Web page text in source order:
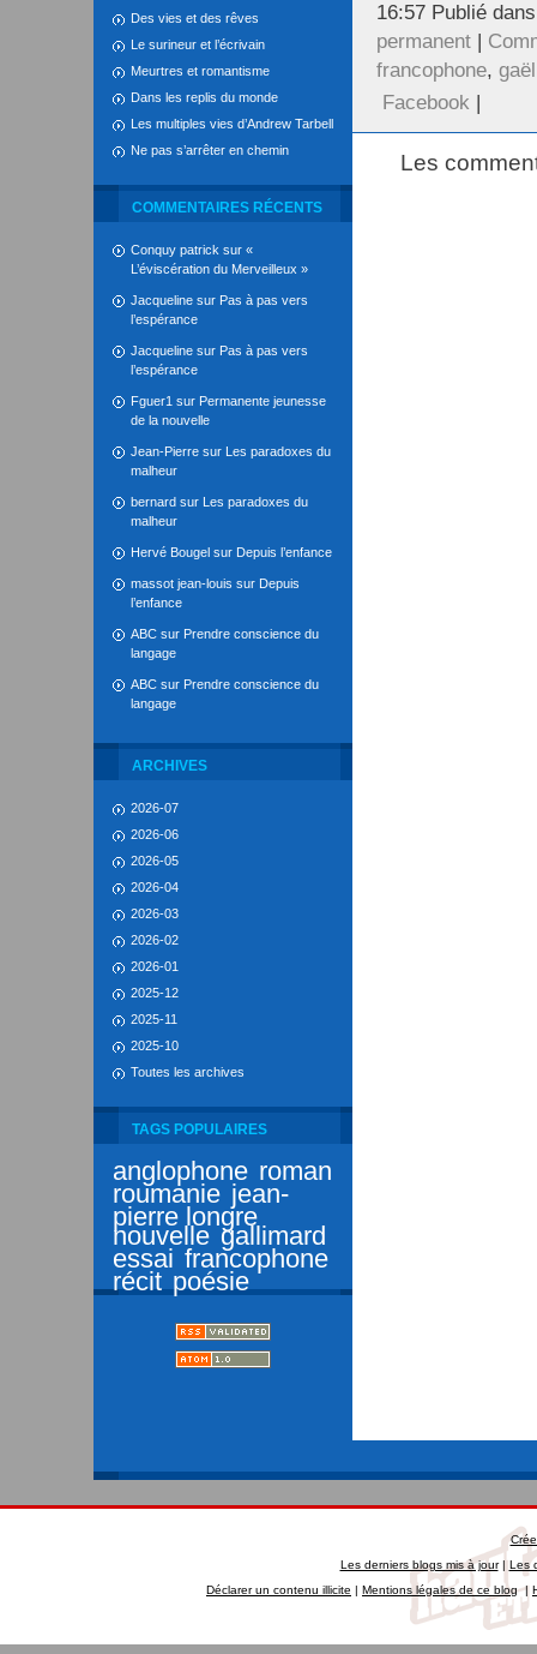
Des vies et des rêves
Le surineur et l’écrivain
Meurtres et romantisme
Dans les replis du monde
Les multiples vies d’Andrew Tarbell
Ne pas s’arrêter en chemin
COMMENTAIRES RÉCENTS
Conquy patrick sur «
L’éviscération du Merveilleux »
Jacqueline sur Pas à pas vers
l’espérance
Jacqueline sur Pas à pas vers
l’espérance
Fguer1 sur Permanente jeunesse
de la nouvelle
Jean-Pierre sur Les paradoxes du
malheur
bernard sur Les paradoxes du
malheur
Hervé Bougel sur Depuis l’enfance
massot jean-louis sur Depuis
l’enfance
ABC sur Prendre conscience du
langage
ABC sur Prendre conscience du
langage
ARCHIVES
2026-07
2026-06
2026-05
2026-04
2026-03
2026-02
2026-01
2025-12
2025-11
2025-10
Toutes les archives
TAGS POPULAIRES
anglophone roman
roumanie jean-
pierre longre
nouvelle gallimard
essai francophone
récit poésie
16:57 Publié
permanent |
francophone,
Facebook |
Les
Les derniers blogs mis à jour|Les
Déclarer un contenu illicite | Mentions légales de ce blog|